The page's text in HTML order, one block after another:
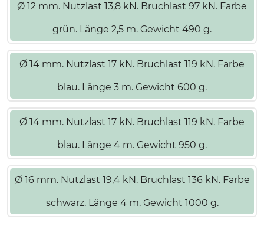
Ø 12 mm. Nutzlast 13,8 kN. Bruchlast 97 kN. Farbe
grün. Länge 2,5 m. Gewicht 490 g.
Ø 14 mm. Nutzlast 17 kN. Bruchlast 119 kN. Farbe
blau. Länge 3 m. Gewicht 600 g.
Ø 14 mm. Nutzlast 17 kN. Bruchlast 119 kN. Farbe
blau. Länge 4 m. Gewicht 950 g.
Ø 16 mm. Nutzlast 19,4 kN. Bruchlast 136 kN. Farbe
schwarz. Länge 4 m. Gewicht 1000 g.